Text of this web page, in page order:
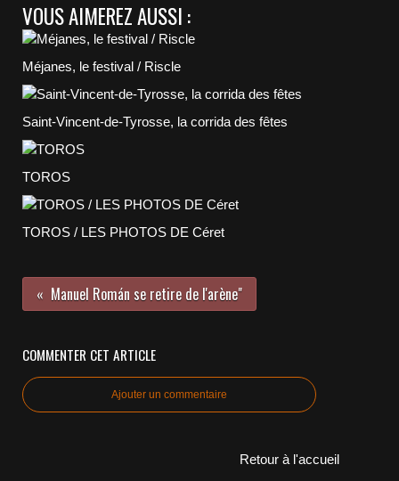
VOUS AIMEREZ AUSSI :
Méjanes, le festival / Riscle
Saint-Vincent-de-Tyrosse, la corrida des fêtes
TOROS
TOROS / LES PHOTOS DE Céret
Manuel Román se retire de l'arène"
COMMENTER CET ARTICLE
Ajouter un commentaire
Retour à l'accueil